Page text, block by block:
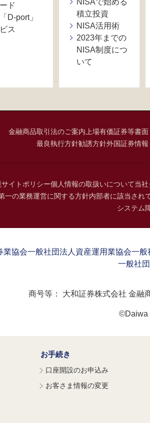
ド
D-port」
ス
NISAで始める
積立投資
NISA活用術
2023年までの
NISA制度につ
いて
金融商品取引法のご案内 上場有価証券等書
最良執行方針勧誘方針外国証券情
サイトポリシー個人情報の取扱いについて当
一の業務運営に関する方針内部者に該当され
システム
業協会一般社団法人資産運用業協会一般
一般社
商号等： 大和証券株式会社 金融
©Daiwa
お手続き
口座開設のお申込み
お客さま情報の変更